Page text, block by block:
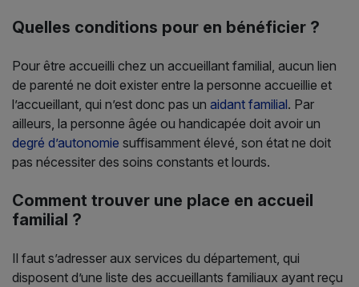
Quelles conditions pour en bénéficier ?
Pour être accueilli chez un accueillant familial, aucun lien
de parenté ne doit exister entre la personne accueillie et
l’accueillant, qui n’est donc pas un aidant familial. Par
ailleurs, la personne âgée ou handicapée doit avoir un
degré d’autonomie suffisamment élevé, son état ne doit
pas nécessiter des soins constants et lourds.
Comment trouver une place en accueil
familial ?
Il faut s’adresser aux services du département, qui
disposent d’une liste des accueillants familiaux ayant reçu